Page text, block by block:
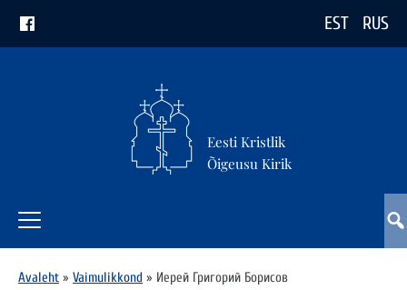
EST RUS
Eesti Kristlik
Õigeusu Kirik
Avaleht » Vaimulikkond » Иерей Григорий Борисов